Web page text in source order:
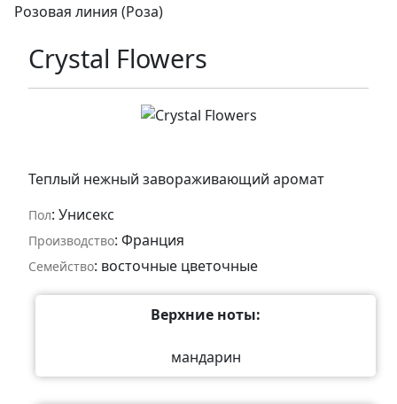
Розовая линия (Роза)
Crystal Flowers
Теплый нежный завораживающий аромат
Пол: Унисекс
Производство: Франция
Семейство: восточные цветочные
Верхние ноты:
мандарин